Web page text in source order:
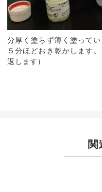
分厚く塗らず薄く塗って
５分ほどおき乾かします
返します）
関